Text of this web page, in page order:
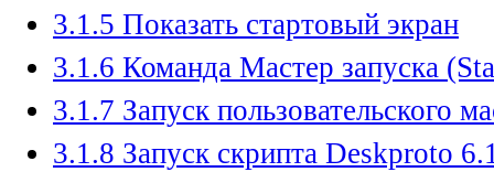
3.1.5 Показать стартовый экран
3.1.6 Команда Мастер запуска
3.1.7 Запуск пользовательского
3.1.8 Запуск скрипта Deskproto